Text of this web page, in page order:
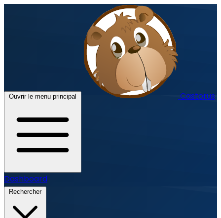
Ouvrir le menu principal Castorus
Dashboard
Rechercher